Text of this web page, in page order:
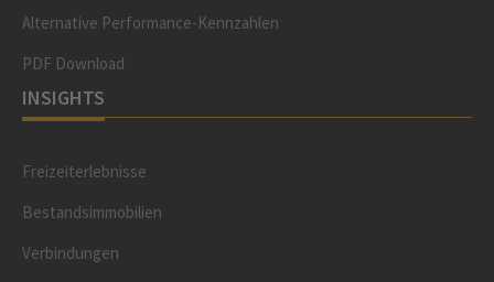
Alternative Performance-Kennzahlen
PDF Download
INSIGHTS
Freizeiterlebnisse
Bestandsimmobilien
Verbindungen